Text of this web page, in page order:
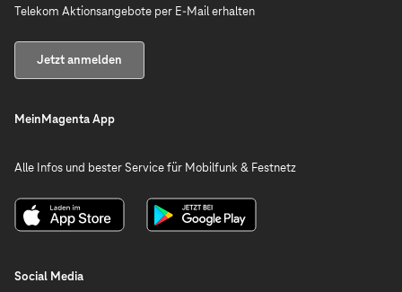
Telekom Aktionsangebote per E-Mail erhalten
Jetzt anmelden
MeinMagenta App
Alle Infos und bester Service für Mobilfunk & Festnetz
Social Media